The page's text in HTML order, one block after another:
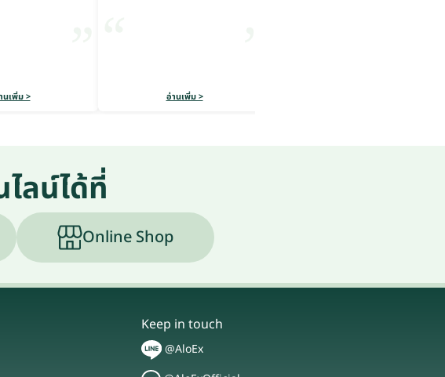
นเพิ่ม > อ่านเพิ่ม >
ลน์ได้ที่
Online Shop
Keep in touch
@AloEx